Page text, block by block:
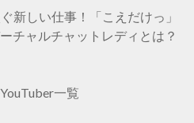
新しい仕事！「こえだけっ」
チャルチャットレディとは？
一覧